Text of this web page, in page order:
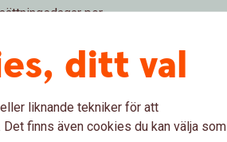
per
ersättning
ditt val
liknande tekniker för att
finns även cookies du kan välja som